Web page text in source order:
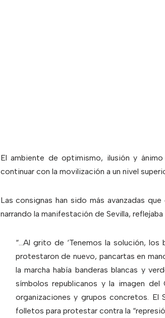
El ambiente de optimismo, ilusión y
continuar con la movilización a un nivel
Las consignas han sido más avanzadas
narrando la manifestación de Sevilla,
“…Al grito de ‘Tenemos la solución, los
protestaron de nuevo, pancartas en
la marcha había banderas blancas y
símbolos republicanos y la imagen
organizaciones y grupos concretos. El
folletos para protestar contra la